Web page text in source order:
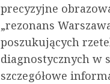
precyzyjne
„rezonans
poszukujących
diagnostycznych w
szczegółowe